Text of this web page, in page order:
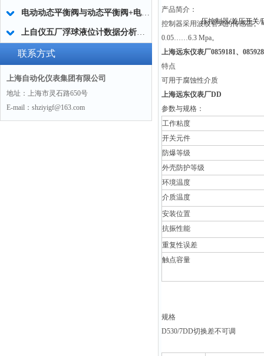
电动动态平衡阀与动态平衡阀+电动调节阀的区别应用
上自仪五厂浮球液位计数据分析和诊断方法
联系方式
上海自动化仪表集团有限公司
地址：上海市灵石路650号
E-mail：shziyigf@163.com
产品简介：
控制器采用波纹管式的传感器
0.05……6.3 Mpa。
上海远东仪表厂0859181、
特点
可用于腐蚀性介质
上海远东仪表厂DD
参数与规格：
工作粘度
开关元件
防爆等级
外壳防护等级
环境温度
介质温度
安装位置
抗振性能
重复性误差
触点容量
规格
D530/7DD切换差不可调